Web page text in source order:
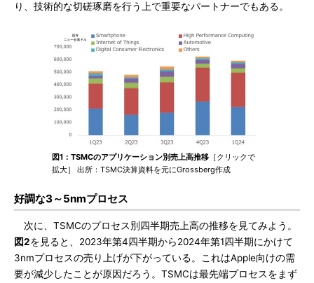
り、技術的な切磋琢磨を行う上で重要なパートナーでもある。
図1：TSMCのアプリケーション別売上高推移 ［クリックで
拡大］ 出所：TSMC決算資料を元にGrossberg作成
好調な3～5nmプロセス
次に、TSMCのプロセス別四半期売上高の推移を見てみよう。
図2を見ると、2023年第4四半期から2024年第1四半期にかけて
3nmプロセスの売り上げが下がっている。これはApple向けの需
要が減少したことが原因だろう。TSMCは最先端プロセスをまず